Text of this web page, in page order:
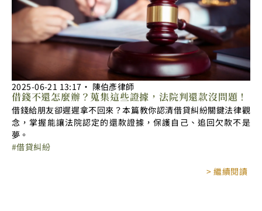
2025-06-21 13:17 ‧ 陳伯彥律師
借錢不還怎麼辦？蒐集這些證據，法院判還款沒問題！
借錢給朋友卻遲遲拿不回來？本篇教你認清借貸糾紛關鍵法律觀
念，掌握能讓法院認定的還款證據，保護自己、追回欠款不是
夢。
借貸糾紛
> 繼續閱讀